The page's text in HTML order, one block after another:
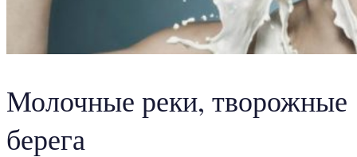
Молочные реки, творожные
берега